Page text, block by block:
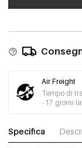
Air Freight
Tempo di
- 17 giorni
Specifica